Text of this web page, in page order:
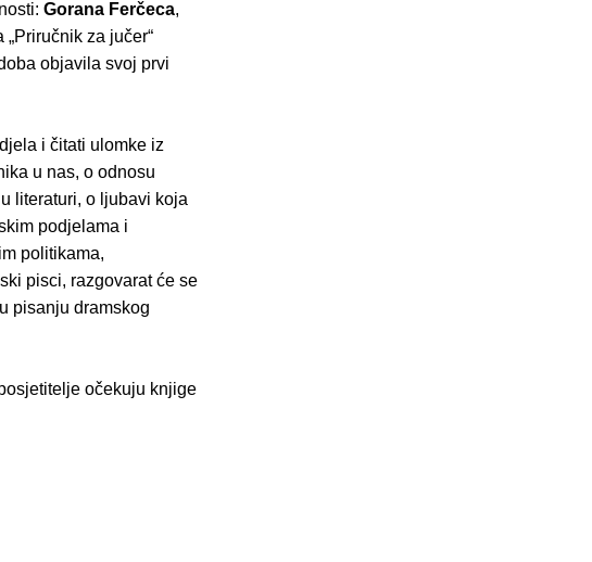
Gorana Ferčeca,
za jučer“
objavila svoj prvi
i čitati ulomke iz
u nas, o odnosu
literaturi, o ljubavi koja
podjelama i
politikama,
pisci, razgovarat će se
pisanju dramskog
očekuju knjige